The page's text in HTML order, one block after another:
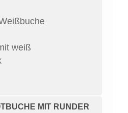
weiß
MIT RUNDER